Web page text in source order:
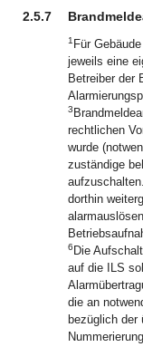
2.5.7
1 Für
jeweils eine
Betreiber der
3
rechtlichen
wurde
zuständige
aufzuschalten.
dorthin
6 Die
auf die ILS
die an
bezüglich der